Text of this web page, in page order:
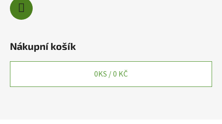
Nákupní košík
0KS /0 KČ